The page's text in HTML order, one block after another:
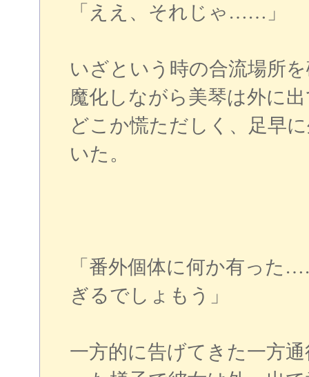
「ええ、それじゃ……」
いざという時の合流場所
魔化しながら美琴は外に
どこか慌ただしく、足早
いた。
「番外個体に何か有った
ぎるでしょもう」
一方的に告げてきた一方